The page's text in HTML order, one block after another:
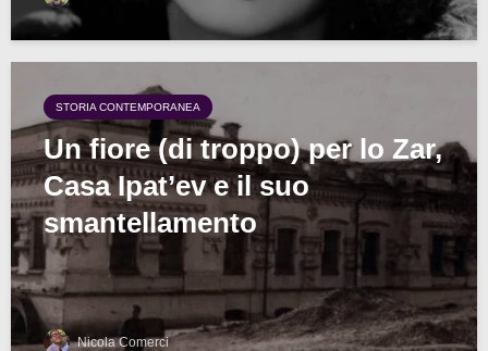
STORIA CONTEMPORANEA
Un fiore (di troppo) per lo Zar,
Casa Ipat’ev e il suo
smantellamento
Nicola Comerci